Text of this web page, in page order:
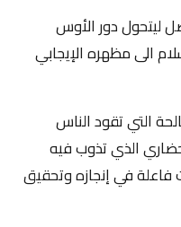
ليتحول دور الأوس
الى مظهره الإيجابي
التي تقود الناس
الذي تذوب فيه
فاعلة في إنجازه وتحقيق